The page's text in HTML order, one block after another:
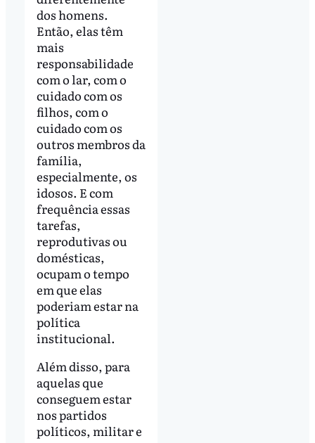
dos homens.
Então, elas têm
mais
responsabilidade
com o lar, com o
cuidado com os
filhos, com o
cuidado com os
outros membros da
família,
especialmente, os
idosos. E com
frequência essas
tarefas,
reprodutivas ou
domésticas,
ocupam o tempo
em que elas
poderiam estar na
política
institucional.
Além disso, para
aquelas que
conseguem estar
nos partidos
políticos, militar e